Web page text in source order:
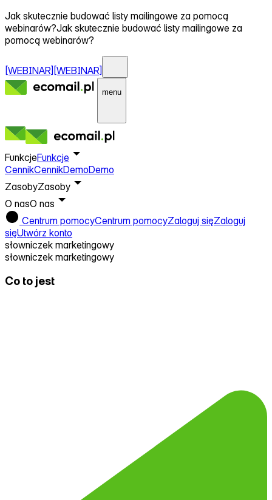
Jak skutecznie budować listy mailingowe za pomocą
webinarów?Jak skutecznie budować listy mailingowe za
pomocą webinarów?
[WEBINAR] [WEBINAR]
menu
FunkcjeFunkcje
CennikCennikDemoDemo
ZasobyZasoby
O nasO nas
Centrum pomocyCentrum pomocyZaloguj sięZaloguj
sięUtwórz konto
słowniczek marketingowy
słowniczek marketingowy
Co to jest